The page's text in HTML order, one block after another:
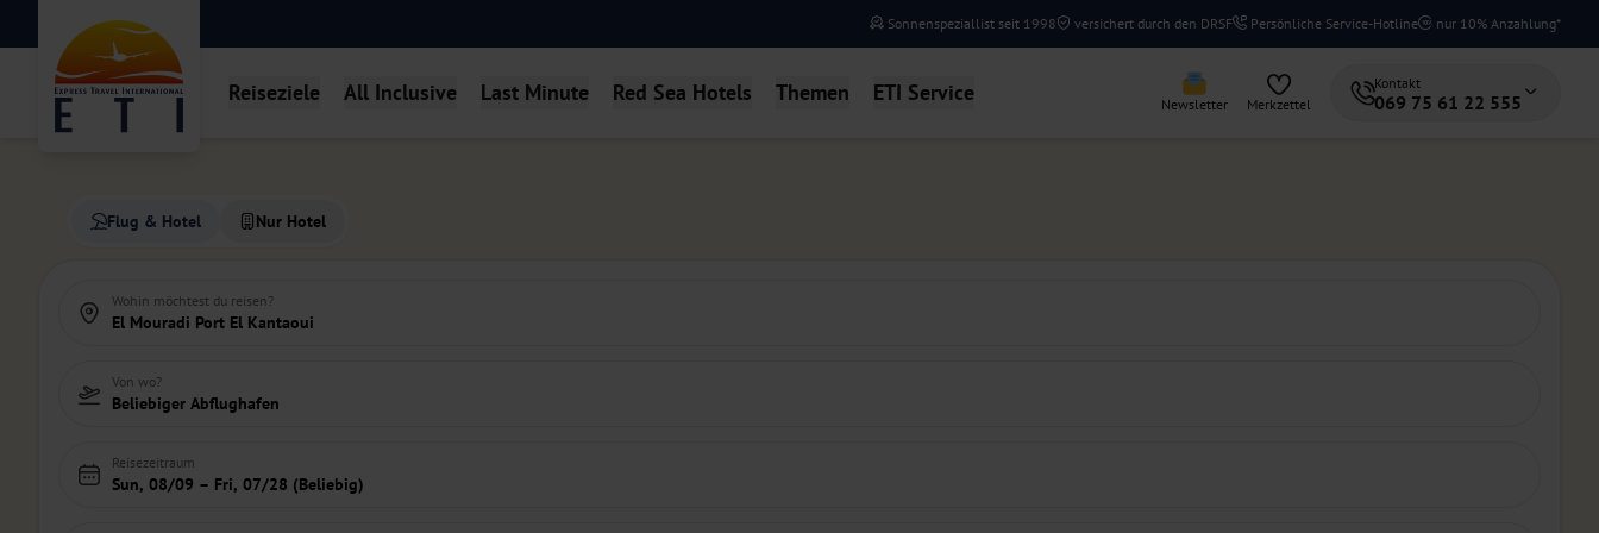
Sonnenspeziallist seit 1998 versichert durch den DRSF Persönliche Service-Hotline nur 10% Anzahlung*
Reiseziele All Inclusive Last Minute Red Sea Hotels Themen ETI Service Newsletter Merkzettel
Kontakt
069 75 61 22 555
Flug & Hotel Nur Hotel
Wohin möchtest du reisen?
El Mouradi Port El Kantaoui
Von wo?
Beliebiger Abflughafen
Reisezeitraum
Sun, 08/09 – Fri, 07/28 (Beliebig)